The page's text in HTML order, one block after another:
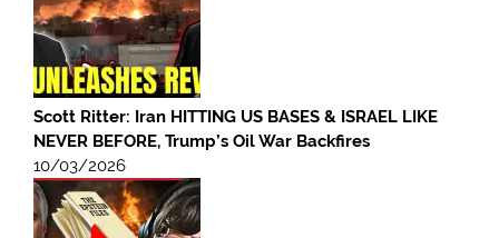
Scott Ritter: Iran HITTING US BASES & ISRAEL LIKE
NEVER BEFORE, Trump’s Oil War Backfires
10/03/2026